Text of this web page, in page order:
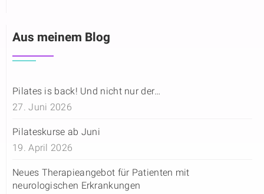
Aus meinem Blog
Pilates is back! Und nicht nur der…
27. Juni 2026
Pilateskurse ab Juni
19. April 2026
Neues Therapieangebot für Patienten mit
neurologischen Erkrankungen